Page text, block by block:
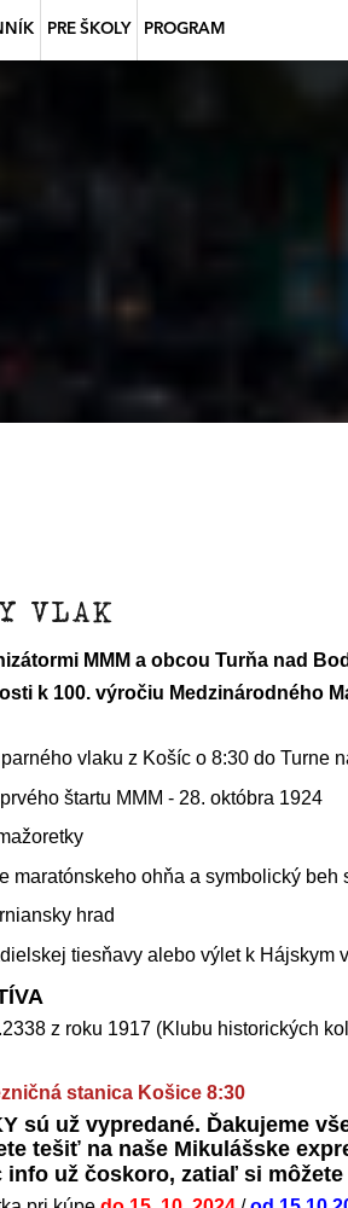
PRE ŠKOLY PROGRAM
VLAK
MMM a obcou Turňa nad
k 100. výročiu Medzinárodného
vlaku z Košíc o 8:30 do Turne
štartu MMM - 28. októbra 1924
maratónskeho ohňa a symbolický beh
hrad
tiesňavy alebo výlet k Hájskym
z roku 1917 (Klubu historických
stanica Košice 8:30
sú už vypredané. Ďakujeme
tešiť na naše Mikulášske
info už čoskoro, zatiaľ si